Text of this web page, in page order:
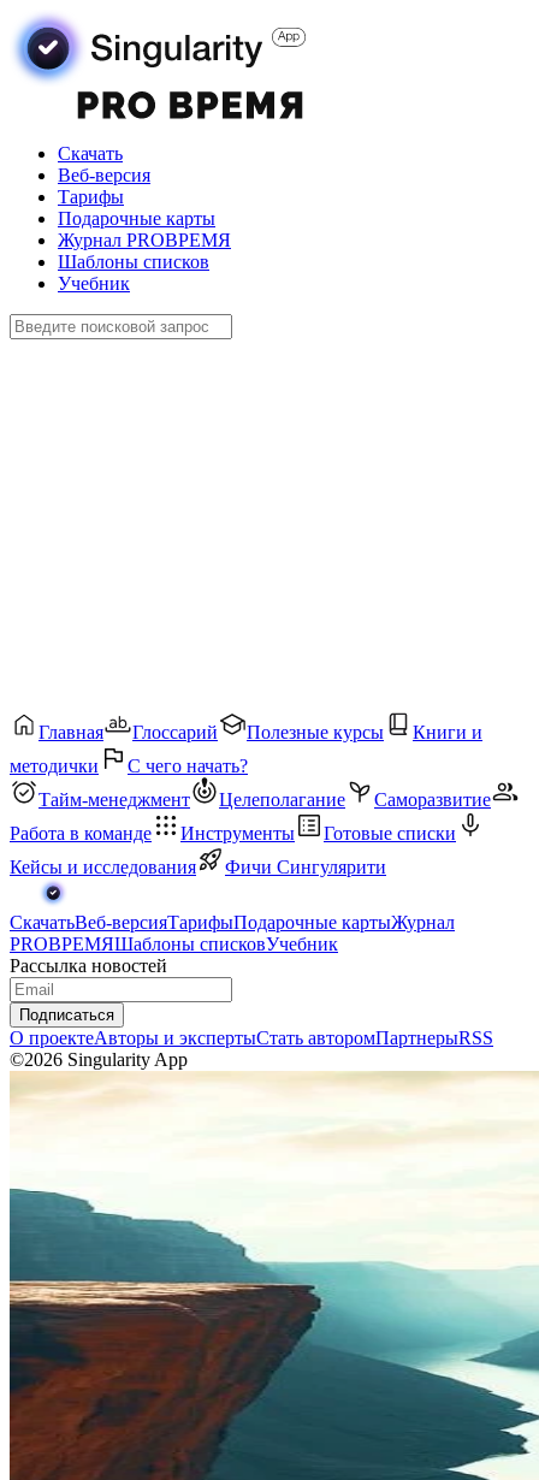
Скачать
Веб-версия
Тарифы
Подарочные карты
Журнал PROВРЕМЯ
Шаблоны списков
Учебник
Главная Глоссарий Полезные курсы
Книги и
методички
С чего начать?
Тайм-менеджмент
Целеполагание
Саморазвитие
Работа в команде
Инструменты
Готовые списки
Кейсы и исследования
Фичи Сингулярити
СкачатьВеб-версияТарифыПодарочные картыЖурнал
PROВРЕМЯШаблоны списковУчебник
Рассылка новостей
Подписаться
О проектеАвторы и экспертыСтать авторомПартнерыRSS
©2026 Singularity App